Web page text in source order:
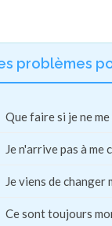
problèmes
Que faire si je ne
Je n'arrive pas à me
Je viens de changer
Ce sont toujours